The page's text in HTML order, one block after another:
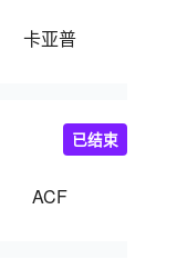
卡亚普
ACF
已结束